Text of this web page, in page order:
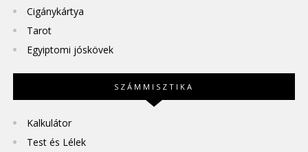
Cigánykártya
Tarot
Egyiptomi jóskövek
SZÁMMISZTIKA
Kalkulátor
Test és Lélek